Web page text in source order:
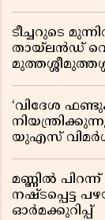
ടീച്ചറുടെ
തായ്‌ലൻഡ്
‘വിദേശ
യുഎസ്
മണ്ണിൽ
നഷ്ടപ്പെട്ട
ഓർമക്കുറിപ്പ്